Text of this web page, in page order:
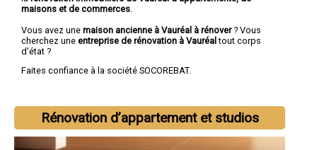
maisons et de commerces
Vous avez une maison ancienne à Vauréal à rénover? Vous
cherchez une entreprise de rénovation à Vauréaltout corps
d'état ?
Faites confiance à la société SOCOREBAT.
Rénovation d’appartement et studios